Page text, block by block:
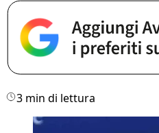
3 min di lettura